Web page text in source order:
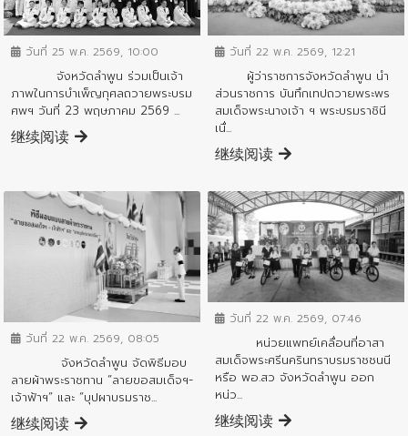
ข่าวกิจกรรมสำคัญจังหวัด
วันที่ 25 พ.ค. 2569, 10:00
จังหวัดลำพูน ร่วมเป็นเจ้า
ภาพในการบำเพ็ญกุศลถวายพระบรม
ศพฯ วันที่ 23 พฤษภาคม 2569 ...
继续阅读
ข่าวกิจกรรมสำคัญจังหวัด
วันที่ 22 พ.ค. 2569, 12:21
ผู้ว่าราชการจังหวัดลำพูน นำ
ส่วนราชการ บันทึกเทปถวายพระพร
สมเด็จพระนางเจ้า ฯ พระบรมราชินี
เนื่...
继续阅读
ข่าวกิจกรรมสำคัญจังหวัด
วันที่ 22 พ.ค. 2569, 08:05
จังหวัดลำพูน จัดพิธีมอบ
ลายผ้าพระราชทาน “ลายขอสมเด็จฯ-
เจ้าฟ้าฯ” และ “บุปผาบรมราช...
继续阅读
ข่าวกิจกรรมสำคัญจังหวัด
วันที่ 22 พ.ค. 2569, 07:46
หน่วยแพทย์เคลื่อนที่อาสา
สมเด็จพระศรีนครินทราบรมราชชนนี
หรือ พอ.สว จังหวัดลำพูน ออก
หน่ว...
继续阅读